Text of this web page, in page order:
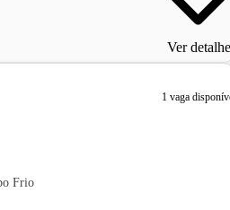
Ver
1 vaga
Frio